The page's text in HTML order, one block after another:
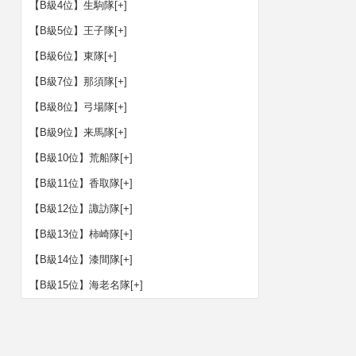
【B級4位】生駒隊[+]
【B級5位】王子隊[+]
【B級6位】東隊[+]
【B級7位】那須隊[+]
【B級8位】弓場隊[+]
【B級9位】来馬隊[+]
【B級10位】荒船隊[+]
【B級11位】香取隊[+]
【B級12位】諏訪隊[+]
【B級13位】柿崎隊[+]
【B級14位】漆間隊[+]
【B級15位】海老名隊[+]